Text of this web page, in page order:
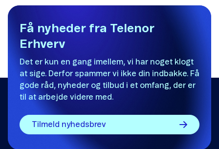
Få nyheder fra Telenor
Erhverv
Det er kun en gang imellem, vi har noget klogt
at sige. Derfor spammer vi ikke din indbakke. Få
gode råd, nyheder og tilbud i et omfang, der er
til at arbejde videre med.
Tilmeld nyhedsbrev